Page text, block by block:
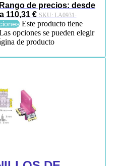
Rango de precios: desde
110,31 € SKU: LA0931-
Este producto tiene
opciones se pueden elegir
de producto